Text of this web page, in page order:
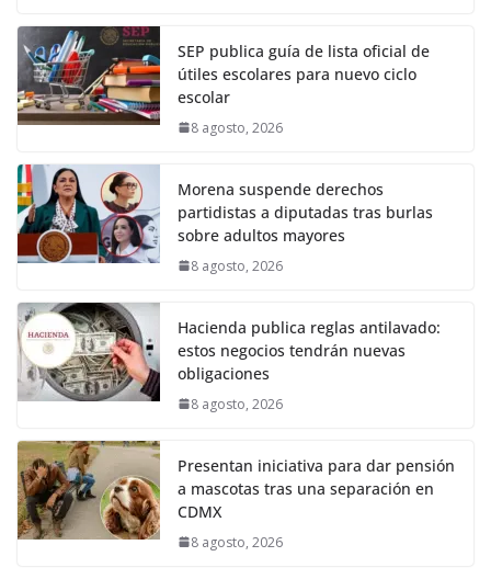
SEP publica guía de lista oficial de
útiles escolares para nuevo ciclo
escolar
8 agosto, 2026
Morena suspende derechos
partidistas a diputadas tras burlas
sobre adultos mayores
8 agosto, 2026
Hacienda publica reglas antilavado:
estos negocios tendrán nuevas
obligaciones
8 agosto, 2026
Presentan iniciativa para dar pensión
a mascotas tras una separación en
CDMX
8 agosto, 2026